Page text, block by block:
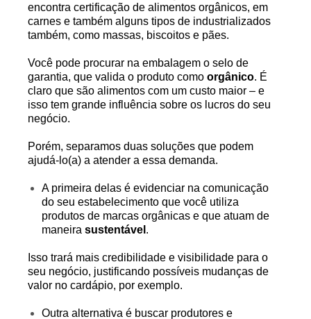
encontra certificação de alimentos orgânicos, em
carnes e também alguns tipos de industrializados
também, como massas, biscoitos e pães.
Você pode procurar na embalagem o selo de
garantia, que valida o produto como orgânico. É
claro que são alimentos com um custo maior – e
isso tem grande influência sobre os lucros do seu
negócio.
Porém, separamos duas soluções que podem
ajudá-lo(a) a atender a essa demanda.
A primeira delas é evidenciar na comunicação
do seu estabelecimento que você utiliza
produtos de marcas orgânicas e que atuam de
maneira sustentável .
Isso trará mais credibilidade e visibilidade para o
seu negócio, justificando possíveis mudanças de
valor no cardápio, por exemplo.
Outra alternativa é buscar produtores e